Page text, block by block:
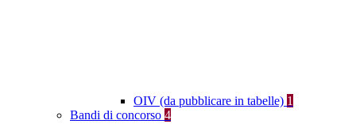
OIV (da pubblicare in tabelle) 1
Bandi di concorso 4